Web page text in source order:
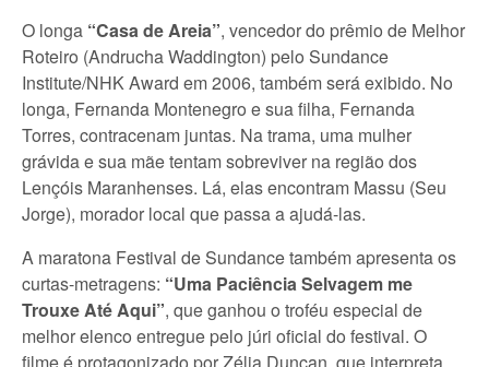
O longa “Casa de Areia”, vencedor do prêmio de Melhor
Roteiro (Andrucha Waddington) pelo Sundance
Institute/NHK Award em 2006, também será exibido. No
longa, Fernanda Montenegro e sua filha, Fernanda
Torres, contracenam juntas. Na trama, uma mulher
grávida e sua mãe tentam sobreviver na região dos
Lençóis Maranhenses. Lá, elas encontram Massu (Seu
Jorge), morador local que passa a ajudá-las.
A maratona Festival de Sundance também apresenta os
curtas-metragens: “Uma Paciência Selvagem me
Trouxe Até Aqui”, que ganhou o troféu especial de
melhor elenco entregue pelo júri oficial do festival. O
filme é protagonizado por Zélia Duncan, que interpreta